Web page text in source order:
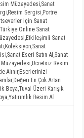
Müzayedesi,Sanat
Sergisi,Portre
için Sanat
Online Sanat
Sanat
Eseri Satın Al,Sanat
Müzayedesi,Ücretsiz Resim
Alınır,Eserlerinizi
En Çok Artan
Boya,Tuval Üzeri Karışık
Resim Al